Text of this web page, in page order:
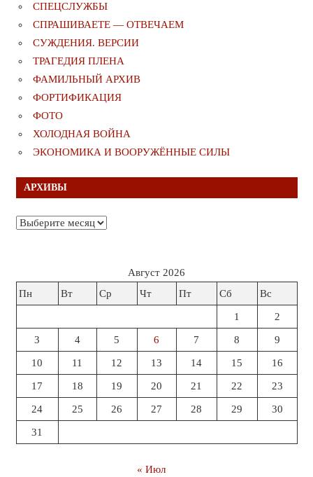
СПЕЦСЛУЖБЫ
СПРАШИВАЕТЕ — ОТВЕЧАЕМ
СУЖДЕНИЯ. ВЕРСИИ
ТРАГЕДИЯ ПЛЕНА
ФАМИЛЬНЫЙ АРХИВ
ФОРТИФИКАЦИЯ
ФОТО
ХОЛОДНАЯ ВОЙНА
ЭКОНОМИКА И ВООРУЖЁННЫЕ СИЛЫ
АРХИВЫ
Архивы
Август 2026
Пн
Вт Ср Чт Пт Сб Вс
1 2
3 4 5 6 7 8 9
10 11 12 13 14 15 16
17 18 19 20 21 22 23
24 25 26 27 28 29 30
31
« Июл